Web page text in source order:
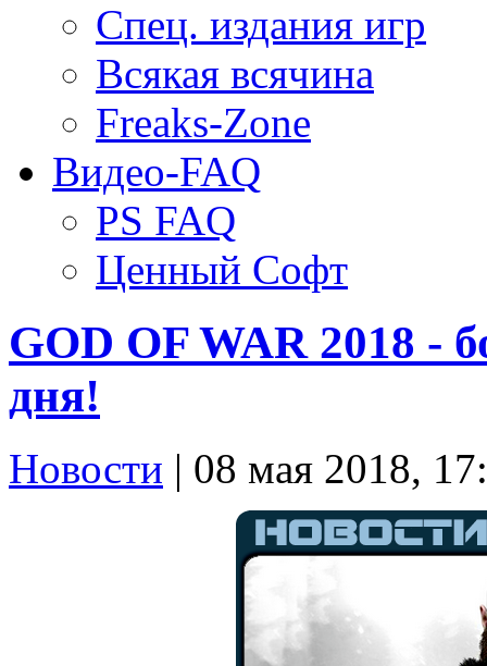
Спец. издания игр
Всякая всячина
Freaks-Zone
Видео-FAQ
PS FAQ
Ценный Софт
GOD OF WAR 2018 -
дня!
Новости | 08 мая 2018,